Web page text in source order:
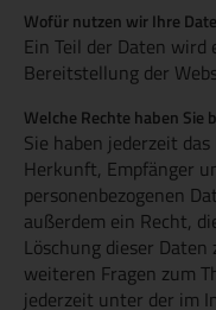
Wofür nutzen wir Ihre
Ein Teil der Daten
Bereitstellung der
Welche Rechte haben Sie
Sie haben jederzeit
Herkunft, Empfänger
personenbezogenen
außerdem ein Recht,
Löschung dieser
weiteren Fragen zum
jederzeit unter der im